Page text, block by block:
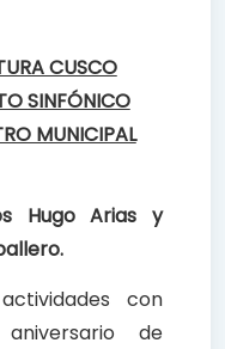
k
p
CUSCO
SINFÓNICO
MUNICIPAL
Hugo Arias y
con
de